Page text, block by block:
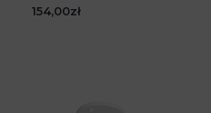
154,00zł